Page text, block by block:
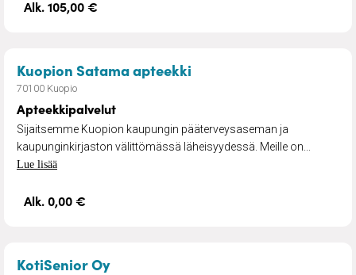
Alk. 105,00 €
Kuopion Satama apteekki
70100 Kuopio
Apteekkipalvelut
Sijaitsemme Kuopion kaupungin pääterveysaseman ja
kaupunginkirjaston välittömässä läheisyydessä. Meille on...
Lue lisää
Alk. 0,00 €
KotiSenior Oy– Kiireetön kotihoito